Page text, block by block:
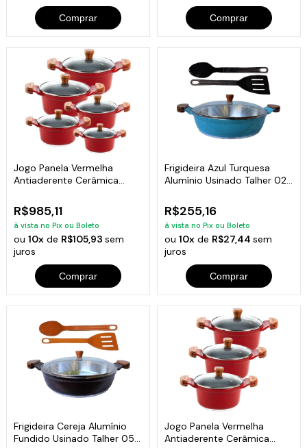
Comprar Comprar
Jogo Panela Vermelha
Antiaderente Cerâmica
R$985,11
à vista no Pix ou Boleto
ou10x de R$105,93sem
juros
Comprar
Frigideira Azul Turquesa
Alumínio Usinado Talher 02
R$255,16
à vista no Pix ou Boleto
ou 10xde R$27,44 sem
juros
Comprar
Frigideira Cereja Alumínio
Fundido Usinado Talher 05
Jogo Panela Vermelha
Antiaderente Cerâmica